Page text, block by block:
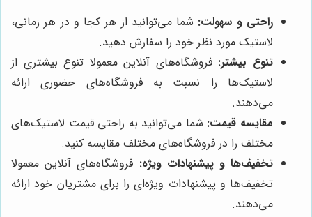
راحتی و سهولت: شما می‌توانید از هر کجا و در هر زمانی،
لاستیک مورد نظر خود را سفارش دهید.
تنوع بیشتر: فروشگاه‌های آنلاین معمولا تنوع بیشتری از
لاستیک‌ها را نسبت به فروشگاه‌های حضوری ارائه
می‌دهند.
مقایسه قیمت: شما می‌توانید به راحتی قیمت لاستیک‌های
مختلف را در فروشگاه‌های مختلف مقایسه کنید.
تخفیف‌ها و پیشنهادات ویژه: فروشگاه‌های آنلاین معمولا
تخفیف‌ها و پیشنهادات ویژه‌ای را برای مشتریان خود ارائه
می‌دهند.